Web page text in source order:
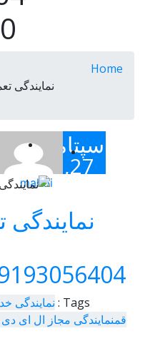
Home
نمایندگی
سپتامبر
27,
mahdi
02536645610
Tags : نمایندگی
قمنمایندگی مجاز ال ای